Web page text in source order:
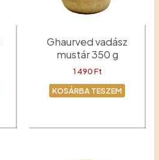
Ghaurved vadász
mustár 350 g
1 490Ft
KOSÁRBA TESZEM